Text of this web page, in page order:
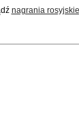
nagrania